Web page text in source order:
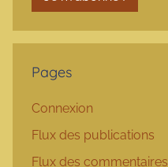
Pages
Connexion
Flux des publications
Flux des commentaires